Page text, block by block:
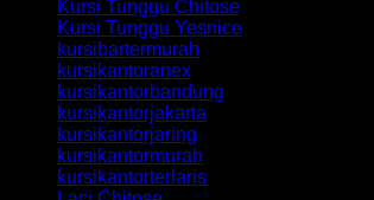
Kursi Tunggu Chitose
Kursi Tunggu Yesnice
kursibartermurah
kursikantoranex
kursikantorbandung
kursikantorjakarta
kursikantorjaring
kursikantormurah
kursikantorterlaris